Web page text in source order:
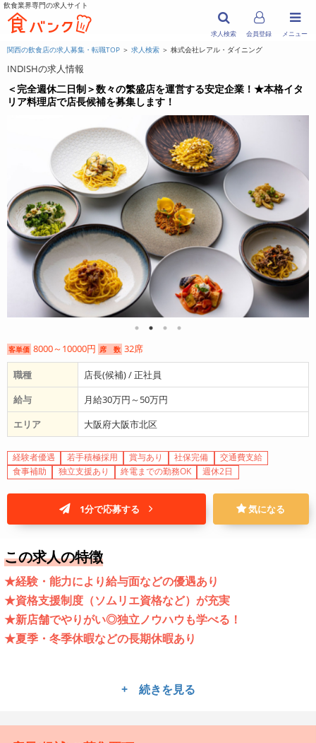
飲食業界専門の求人サイト
メニュー
求人検索 会員登録
関西の飲食店の求人募集・転職TOP ＞ 求人検索 ＞ 株式会社レアル・ダイニング
INDISHの求人情報
＜完全週休二日制＞数々の繁盛店を運営する安定企業！★本格イタ
リア料理店で店長候補を募集します！
客単価 8000～10000円 席 数 32席
職種
店長(候補) / 正社員
給与
月給30万円～50万円
エリア
大阪府大阪市北区
経験者優遇 若手積極採用 賞与あり 社保完備
交通費支給
食事補助
独立支援あり 終電までの勤務OK 週休2日
1分で応募する 気になる
この求人の特徴
★経験・能力により給与面などの優遇あり
★資格支援制度（ソムリエ資格など）が充実
★新店舗でやりがい◎独立ノウハウも学べる！
★夏季・冬季休暇などの長期休暇あり
斬新かつ革新的な発想で「時代のニーズに応えられるレスト
求すること」をコンセプトに掲げ、お客さまに驚きと感動と
+ 続きを見る